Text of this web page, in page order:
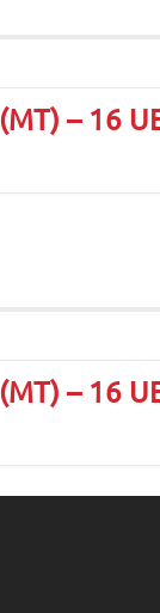
– 16
– 16